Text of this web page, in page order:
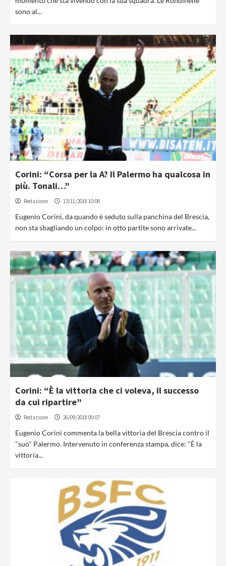
sono al...
Corini: “Corsa per la A? Il Palermo ha qualcosa in
più. Tonali…”
Redazione 13/11/2018 10:06
Eugenio Corini, da quando è seduto sulla panchina del Brescia,
non sta sbagliando un colpo: in otto partite sono arrivate...
Corini: “È la vittoria che ci voleva, il successo
da cui ripartire”
Redazione 26/09/2018 00:07
Eugenio Corini commenta la bella vittoria del Brescia contro il
"suo" Palermo. Intervenuto in conferenza stampa, dice: "È la
vittoria...